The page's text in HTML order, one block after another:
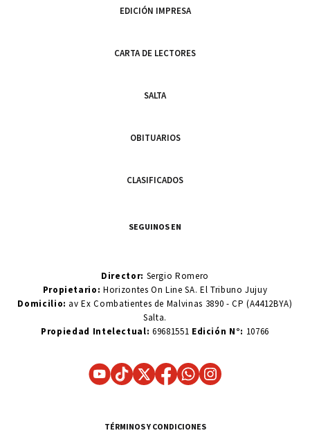
EDICIÓN IMPRESA
CARTA DE LECTORES
SALTA
OBITUARIOS
CLASIFICADOS
SEGUINOS EN
Director: Sergio Romero
Propietario:Horizontes On Line SA. El Tribuno Jujuy
Domicilio: av Ex Combatientes de Malvinas 3890 - CP (A4412BYA)
Salta.
Propiedad Intelectual: 69681551 Edición N°: 10766
TÉRMINOS Y CONDICIONES